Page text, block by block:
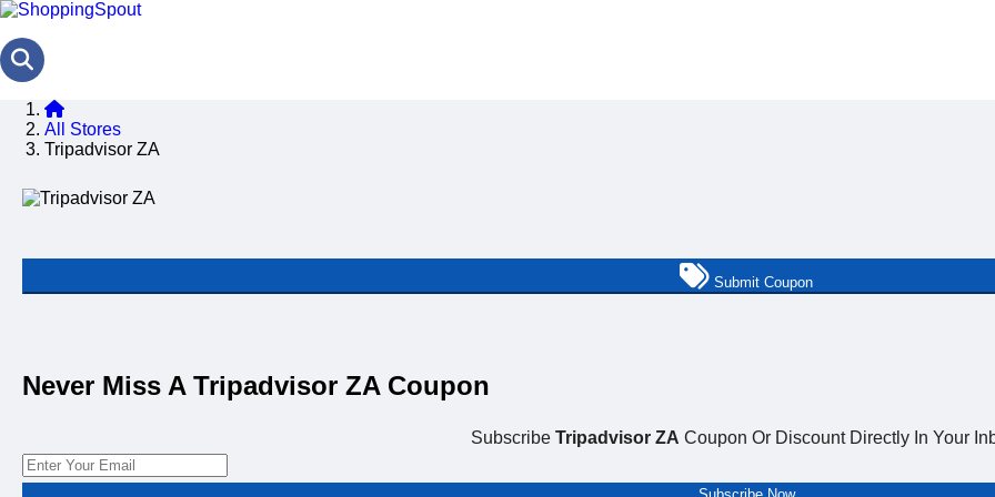
All Stores
Tripadvisor ZA
Submit Coupon
Never Miss A Tripadvisor ZA Coupon
Subscribe Tripadvisor ZA Coupon Or Discount Directly In Your